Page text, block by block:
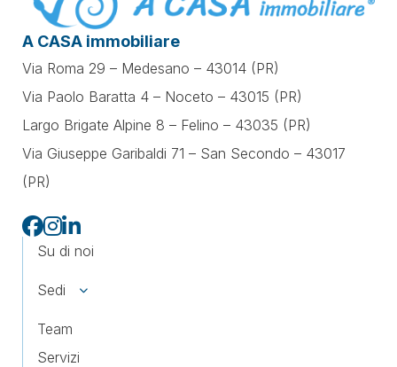
A CASA immobiliare
Via Roma 29 – Medesano – 43014 (PR)
Via Paolo Baratta 4 – Noceto – 43015 (PR)
Largo Brigate Alpine 8 – Felino – 43035 (PR)
Via Giuseppe Garibaldi 71 – San Secondo – 43017
(PR)
Su di noi
Sedi
Team
Servizi